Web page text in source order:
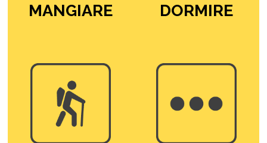
MANGIARE
DORMIRE